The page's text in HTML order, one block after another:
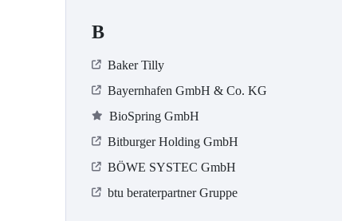
B
Baker Tilly
Bayernhafen GmbH & Co. KG
BioSpring GmbH
Bitburger Holding GmbH
BÖWE SYSTEC GmbH
btu beraterpartner Gruppe